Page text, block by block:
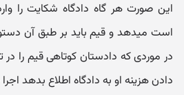
این صورت هر گاه دادگاه شکایت را
است میدهد و قیم باید بر طبق آن
در موردی که دادستان کوتاهی قیم را
دادن هزینه او به دادگاه اطلاع بدهد